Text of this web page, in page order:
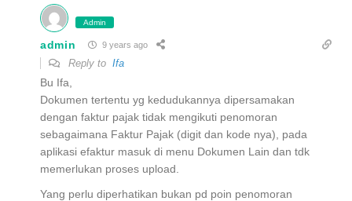
Admin
admin 9 years ago
Reply to Ifa
Bu Ifa,
Dokumen tertentu yg kedudukannya dipersamakan
dengan faktur pajak tidak mengikuti penomoran
sebagaimana Faktur Pajak (digit dan kode nya), pada
aplikasi efaktur masuk di menu Dokumen Lain dan tdk
memerlukan proses upload.
Yang perlu diperhatikan bukan pd poin penomoran